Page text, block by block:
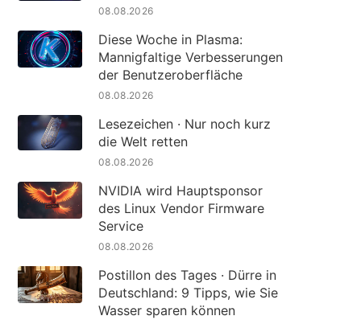
08.08.2026
Diese Woche in Plasma:
Mannigfaltige Verbesserungen
der Benutzeroberfläche
08.08.2026
Lesezeichen · Nur noch kurz
die Welt retten
08.08.2026
NVIDIA wird Hauptsponsor
des Linux Vendor Firmware
Service
08.08.2026
Postillon des Tages · Dürre in
Deutschland: 9 Tipps, wie Sie
Wasser sparen können